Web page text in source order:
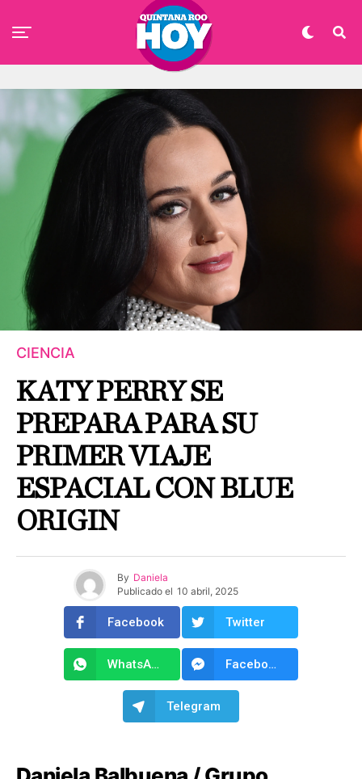
CIENCIA
KATY PERRY SE
PREPARA PARA SU
PRIMER VIAJE
ESPACIAL CON BLUE
ORIGIN
By Daniela
Publicado el 10 abril, 2025
Facebook Twitter
WhatsApp Facebook Messenger
Telegram